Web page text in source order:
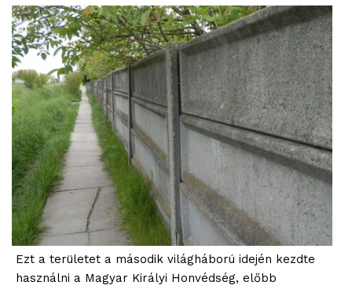
Ezt a területet a második világháború idején kezdte
használni a Magyar Királyi Honvédség, előbb